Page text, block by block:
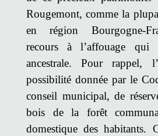
Rougemont, comme la
en région Bourgogne-
recours à l’affouage qui
ancestrale. Pour rappel,
possibilité donnée par le
conseil municipal, de
bois de la forêt
domestique des habitants.